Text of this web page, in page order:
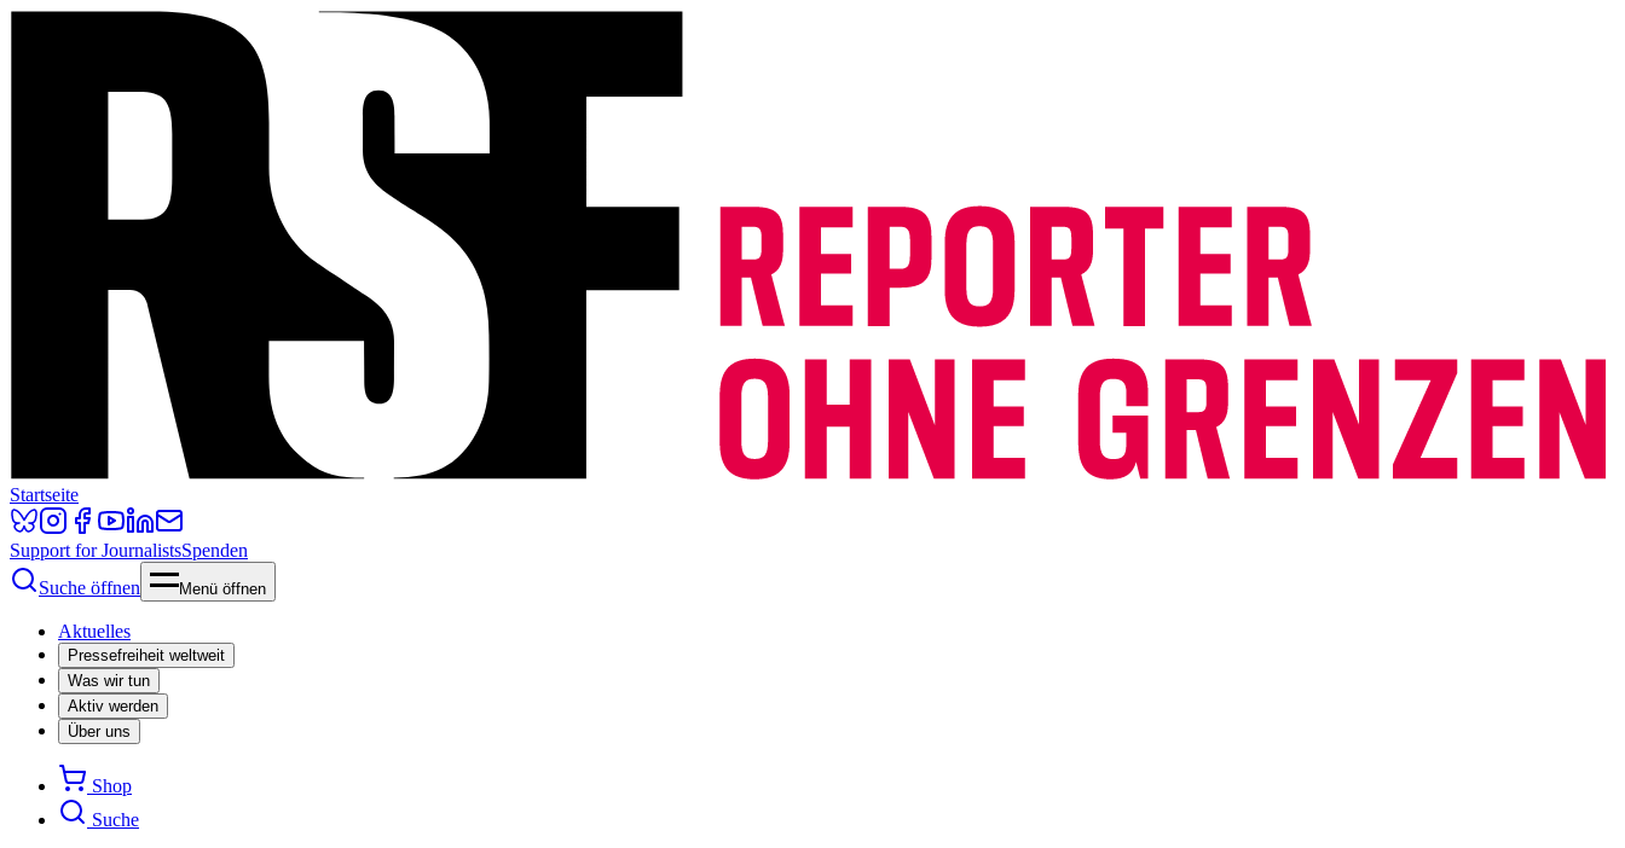
Startseite
Support for JournalistsSpenden
Suche öffnen
Menü öffnen
Aktuelles
Pressefreiheit weltweit
Was wir tun
Aktiv werden
Über uns
Shop
Suche